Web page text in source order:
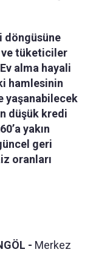
döngüsüne
ve tüketiciler
alma hayali
hamlesinin
yaşanabilecek
düşük kredi
yakın
geri
oranları
- Merkez